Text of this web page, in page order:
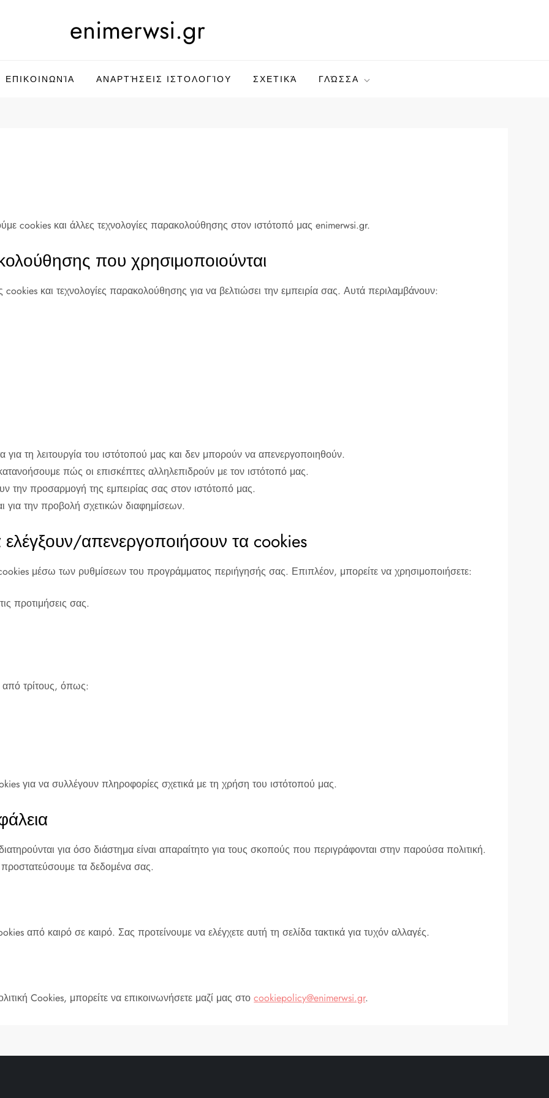
enimerwsi.gr
ΕΠΙΚΟΙΝΩΝΊΑ ΑΝΑΡΤΉΣΕΙΣ ΙΣΤΟΛΟΓΊΟΥ ΣΧΕΤΙΚΆ ΓΛΏΣΣΑ
cookies και άλλες τεχνολογίες παρακολούθησης στον ιστότοπό μας enimerwsi.gr.
που χρησιμοποιούνται
και τεχνολογίες παρακολούθησης για να βελτιώσει την εμπειρία σας. Αυτά περιλαμβάνουν:
για τη λειτουργία του ιστότοπού μας και δεν μπορούν να απενεργοποιηθούν.
πώς οι επισκέπτες αλληλεπιδρούν με τον ιστότοπό μας.
την προσαρμογή της εμπειρίας σας στον ιστότοπό μας.
για την προβολή σχετικών διαφημίσεων.
απενεργοποιήσουν τα cookies
μέσω των ρυθμίσεων του προγράμματος περιήγησής σας. Επιπλέον, μπορείτε να χρησιμοποιήσετε:
προτιμήσεις σας.
από τρίτους, όπως:
για να συλλέγουν πληροφορίες σχετικά με τη χρήση του ιστότοπού μας.
για όσο διάστημα είναι απαραίτητο για τους σκοπούς που περιγράφονται στην παρούσα πολιτική.
τα δεδομένα σας.
από καιρό σε καιρό. Σας προτείνουμε να ελέγχετε αυτή τη σελίδα τακτικά για τυχόν αλλαγές.
Cookies, μπορείτε να επικοινωνήσετε μαζί μας στοcookiepolicy@enimerwsi.gr.